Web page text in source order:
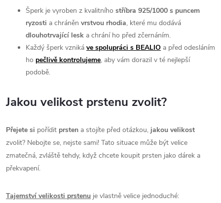
Šperk je vyroben z kvalitního stříbra 925/1000 s puncem
ryzosti a chráněn vrstvou rhodia, které mu dodává
dlouhotrvající lesk a chrání ho před zčernáním.
Každý šperk vzniká ve spolupráci s BEALIO a před odesláním
ho pečlivě kontrolujeme, aby vám dorazil v té nejlepší
podobě.
Jakou velikost prstenu zvolit?
Přejete si pořídit prsten a stojíte před otázkou, jakou velikost
zvolit? Nebojte se, nejste sami! Tato situace může být velice
zmatečná, zvláště tehdy, když chcete koupit prsten jako dárek a
překvapení.
Tajemství velikosti prstenu je vlastně velice jednoduché: